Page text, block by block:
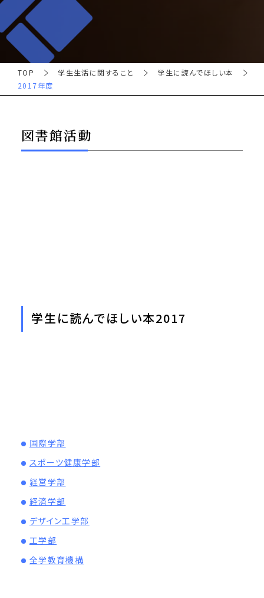
TOP 学生生活に関すること
学生に読んでほしい本
2017年度
図書館活動
学生に読んでほしい本2017
国際学部
スポーツ健康学部
経営学部
経済学部
デザイン工学部
工学部
全学教育機構